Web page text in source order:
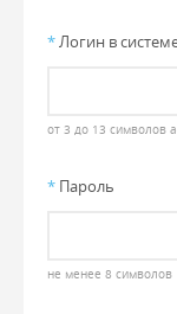
*Логин в
от 3 до 13 символов
* Пароль
не менее 8 символов